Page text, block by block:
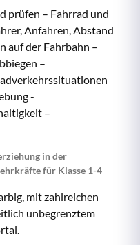
prüfen – Fahrrad und
Anfahren, Abstand
auf der Fahrbahn –
–
-
–
in der
für Klasse 1-4
mit zahlreichen
unbegrenztem